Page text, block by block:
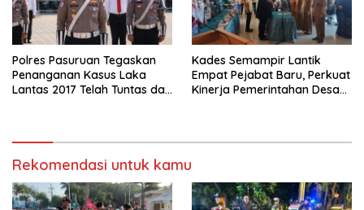
Polres Pasuruan Tegaskan
Penanganan Kasus Laka
Lantas 2017 Telah Tuntas dan
Kades Semampir Lantik
Empat Pejabat Baru, Perkuat
Kinerja Pemerintahan Desa
Rekomendasi untuk kamu